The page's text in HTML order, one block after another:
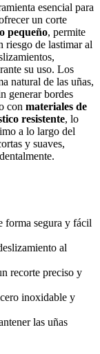
esencial para
un corte
pequeño, permite
riesgo de lastimar al
su uso. Los
natural de las uñas,
generar bordes
con materiales de
resistente, lo
a lo largo del
y suaves,
forma segura y fácil
al
recorte preciso y
inoxidable y
las uñas